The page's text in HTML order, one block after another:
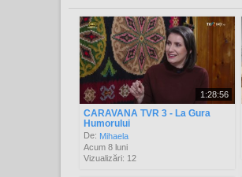
1:28:56
CARAVANA TVR 3 - La Gura
Humorului
De: Mihaela
Acum 8 luni
Vizualizări: 12